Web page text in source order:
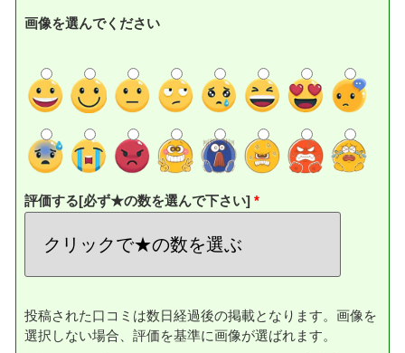
画像を選んでください
評価する[必ず★の数を選んで下さい]
投稿された口コミは数日経過後の掲載となります。画像を
選択しない場合、評価を基準に画像が選ばれます。